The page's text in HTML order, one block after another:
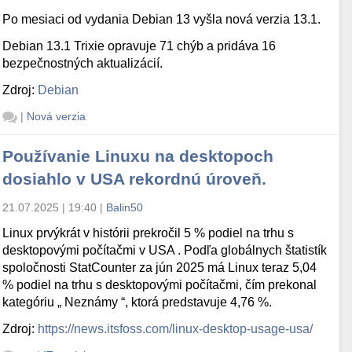
Po mesiaci od vydania Debian 13 vyšla nová verzia 13.1.
Debian 13.1 Trixie opravuje 71 chýb a pridáva 16
bezpečnostných aktualizácií.
Zdroj: Debian
| Nová verzia
Používanie Linuxu na desktopoch
dosiahlo v USA rekordnú úroveň.
21.07.2025 | 19:40 | Balin50
Linux prvýkrát v histórii prekročil 5 % podiel na trhu s
desktopovými počítačmi v USA . Podľa globálnych štatistík
spoločnosti StatCounter za jún 2025 má Linux teraz 5,04
% podiel na trhu s desktopovými počítačmi, čím prekonal
kategóriu „ Neznámy “, ktorá predstavuje 4,76 %.
Zdroj: https://news.itsfoss.com/linux-desktop-usage-usa/